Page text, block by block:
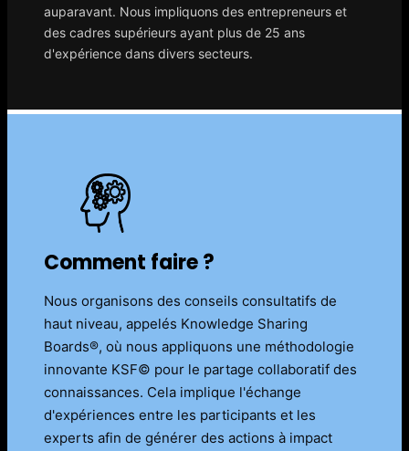
auparavant. Nous impliquons des entrepreneurs et
des cadres supérieurs ayant plus de 25 ans
d'expérience dans divers secteurs.
Comment faire ?
Nous organisons des conseils consultatifs de
haut niveau, appelés Knowledge Sharing
Boards®, où nous appliquons une méthodologie
innovante KSF© pour le partage collaboratif des
connaissances. Cela implique l'échange
d'expériences entre les participants et les
experts afin de générer des actions à impact